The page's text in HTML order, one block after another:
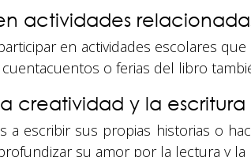
actividades
en actividades escolares
o ferias del libro
creatividad y la escritura
a escribir sus propias historias o
su amor por la lectura y la